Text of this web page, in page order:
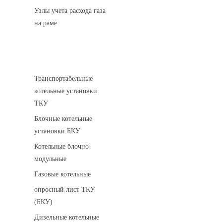
Узлы учета расхода газа
на раме
Транспортабельные
котельные установки
ТКУ
Блочные котельные
установки БКУ
Котельные блочно-
модульные
Газовые котельные
опросный лист ТКУ
(БКУ)
Дизельные котельные